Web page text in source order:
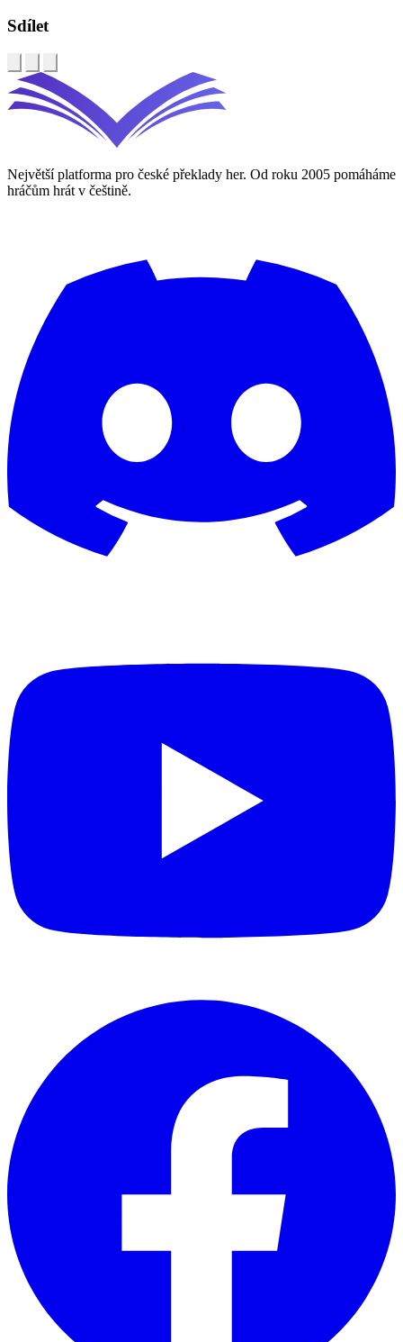
Sdílet
Největší platforma pro české překlady her. Od roku 2005 pomáháme
hráčům hrát v češtině.